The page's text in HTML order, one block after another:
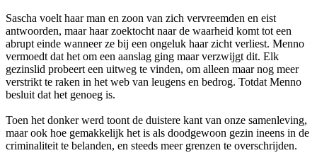
Sascha voelt haar man en zoon van zich vervreemden en eist
antwoorden, maar haar zoektocht naar de waarheid komt tot een
abrupt einde wanneer ze bij een ongeluk haar zicht verliest. Menno
vermoedt dat het om een aanslag ging maar verzwijgt dit. Elk
gezinslid probeert een uitweg te vinden, om alleen maar nog meer
verstrikt te raken in het web van leugens en bedrog. Totdat Menno
besluit dat het genoeg is.
Toen het donker werd toont de duistere kant van onze samenleving,
maar ook hoe gemakkelijk het is als doodgewoon gezin ineens in de
criminaliteit te belanden, en steeds meer grenzen te overschrijden.